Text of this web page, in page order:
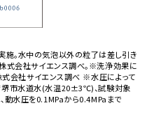
。水中の気泡以外の粒了は差し引き
式会社サイエンス調べ。※洗浄効果に
会社サイエンス調べ ※水圧によって
堺市水道水(水温20±3℃)、試験対象
動水圧を0.1MPaから0.4MPaまで